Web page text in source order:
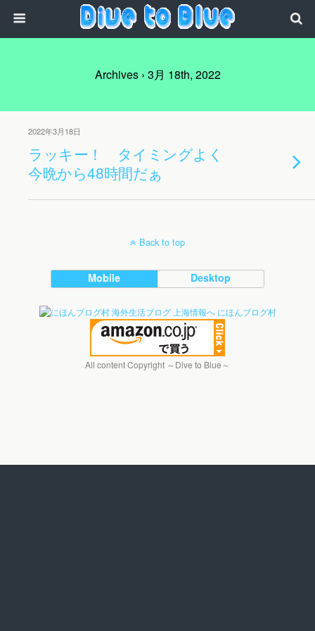
Archives › 3月 18th, 2022
2022年3月18日
ラッキー！ タイミングよく
今晩から48時間だぁ
Back to top
Mobile Desktop
にほんブログ村
All content Copyright ～Dive to Blue～